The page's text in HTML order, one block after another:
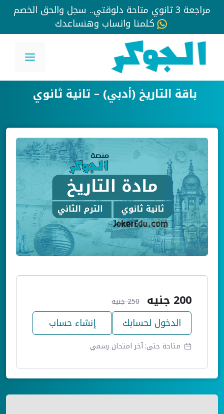
مراجعة 3 ثانوي متاحة دلوقتي.. سجل والحق الخصم
كلمنا واتساب وهنساعدك
انتقل
المحتوى
باقة التاريخ (أدبي) – تانية ثانوي
200 جنيه 250جنيه
الدخول لحسابك إنشاء حساب
متاحة حتى:آخر امتحان رسمي